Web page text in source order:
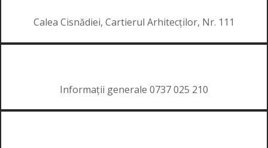
Calea Cisnădiei, Cartierul Arhitecților, Nr. 111
Informații generale 0737 025 210